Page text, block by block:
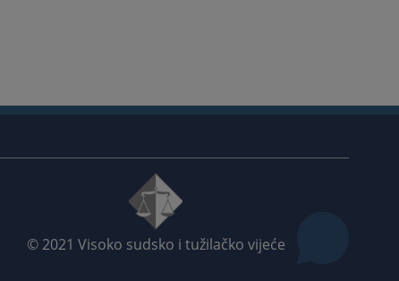
© 2021 Visoko sudsko i tužilačko vijeće